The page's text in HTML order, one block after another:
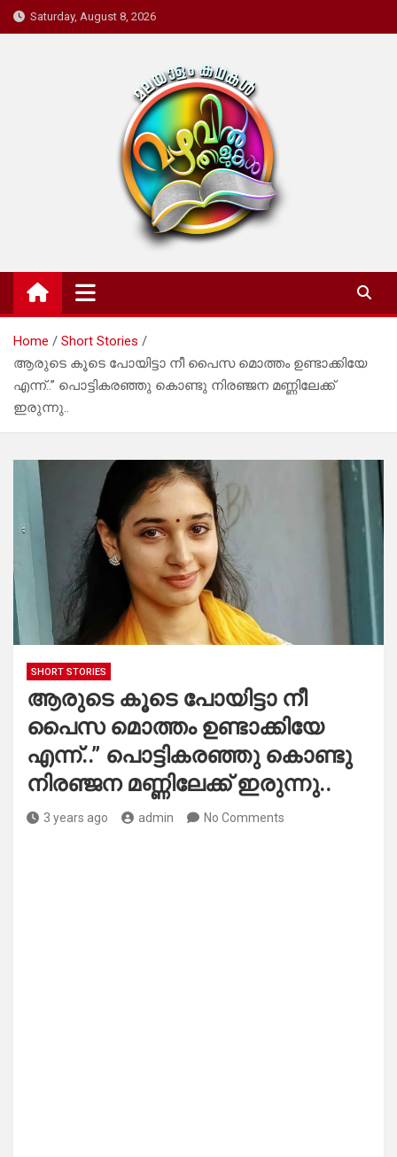
Skip
to
Saturday, August 8, 2026
Mazhavil Thalukal
Malayalam Kadhakal
Home
Short Stories
ആരുടെ കൂടെ പോയിട്ടാ നീ പൈസ മൊത്തം ഉണ്ടാക്കിയേ
എന്ന്..” പൊട്ടികരഞ്ഞു കൊണ്ടു നിരഞ്ജന മണ്ണിലേക്ക്
ഇരുന്നു..
SHORT STORIES
ആരുടെ കൂടെ പോയിട്ടാ നീ
പൈസ മൊത്തം ഉണ്ടാക്കിയേ
എന്ന്..” പൊട്ടികരഞ്ഞു കൊണ്ടു
നിരഞ്ജന മണ്ണിലേക്ക് ഇരുന്നു..
3 years ago admin No Comments